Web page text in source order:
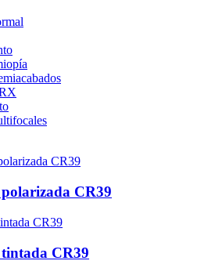
CR39
CR39